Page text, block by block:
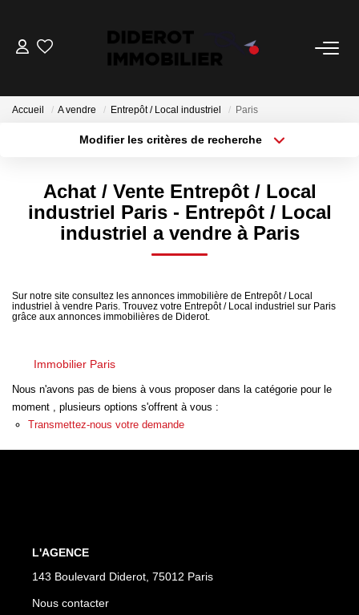
GESTION
Nos Services Gestion
CONTACT
Accueil A vendre Entrepôt / Local industriel Paris
Modifier les critères de recherche
Plus de critères Créer une alerte
Achat / Vente Entrepôt / Local
industriel Paris - Entrepôt / Local
industriel a vendre à Paris
Sur notre site consultez les annonces immobilière de Entrepôt / Local
industriel à vendre Paris. Trouvez votre Entrepôt / Local industriel sur Paris
grâce aux annonces immobilières de Diderot.
Immobilier Paris
Nous n'avons pas de biens à vous proposer dans la catégorie pour le
moment , plusieurs options s'offrent à vous :
Transmettez-nous votre demande
L'AGENCE
143 Boulevard Diderot, 75012 Paris
Nous contacter